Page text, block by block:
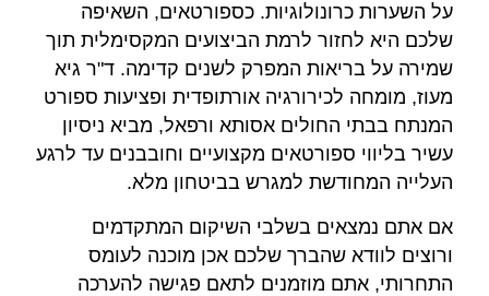
על השערות כרונולוגיות. כספורטאים, השאיפה
שלכם היא לחזור לרמת הביצועים המקסימלית תוך
שמירה על בריאות המפרק לשנים קדימה. ד"ר גיא
מעוז, מומחה לכירורגיה אורתופדית ופציעות ספורט
המנתח בבתי החולים אסותא ורפאל, מביא ניסיון
עשיר בליווי ספורטאים מקצועיים וחובבנים עד לרגע
העלייה המחודשת למגרש בביטחון מלא.
אם אתם נמצאים בשלבי השיקום המתקדמים
ורוצים לוודא שהברך שלכם אכן מוכנה לעומס
התחרותי, אתם מוזמנים לתאם פגישה להערכה